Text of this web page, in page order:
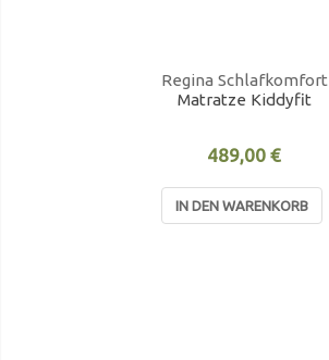
Regina Schlafkomfort
Matratze Kiddyfit
489,00 €
IN DEN WARENKORB